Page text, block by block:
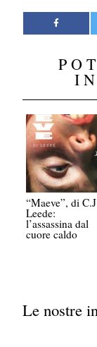
“Maeve”, di
Leede:
l’assassina dal
cuore caldo
Le nostre